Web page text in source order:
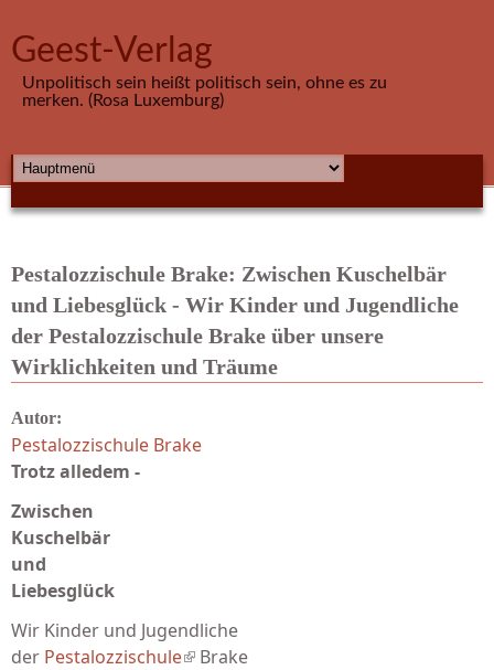
Geest-Verlag
Unpolitisch sein heißt politisch sein, ohne es zu
merken. (Rosa Luxemburg)
HAUPTMENÜ
Pestalozzischule Brake: Zwischen Kuschelbär
und Liebesglück - Wir Kinder und Jugendliche
der Pestalozzischule Brake über unsere
Wirklichkeiten und Träume
Autor:
Pestalozzischule Brake
Trotz alledem -
Zwischen
Kuschelbär
und
Liebesglück
Wir Kinder und Jugendliche
der Pestalozzischule(link is external)
Brake